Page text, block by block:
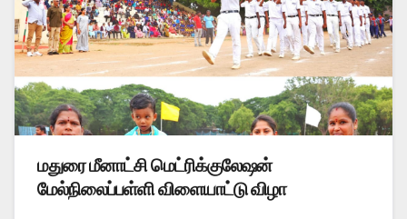
மதுரை மீனாட்சி மெட்ரிக்குலேஷன்
மேல்நிலைப்பள்ளி விளையாட்டு விழா